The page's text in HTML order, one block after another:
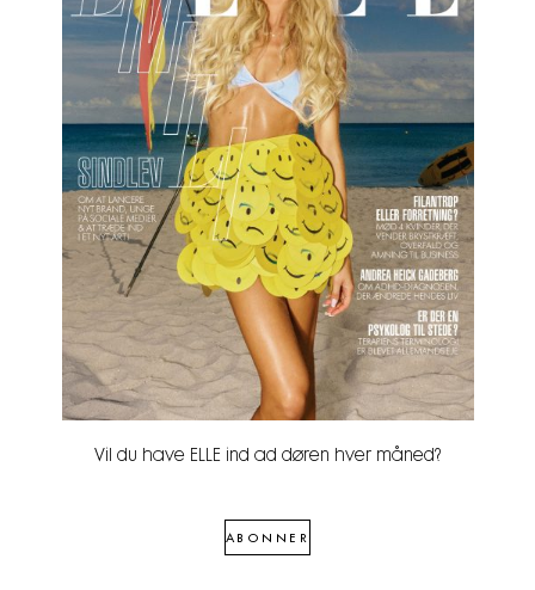
Vil du have ELLE ind ad døren hver måned?
ABONNER